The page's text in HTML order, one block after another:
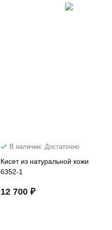
В наличии: Достаточно
Кисет из натуральной кожи
6352-1
12 700 ₽